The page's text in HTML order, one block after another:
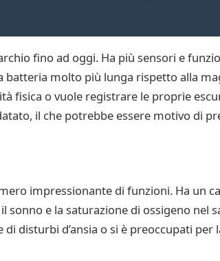
fino ad oggi. Ha più sensori e
molto più lunga rispetto alla
o vuole registrare le proprie
il che potrebbe essere motivo di
impressionante di funzioni. Ha un
e la saturazione di ossigeno nel
disturbi d’ansia o si è preoccupati per